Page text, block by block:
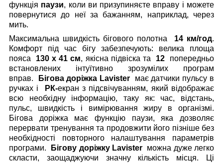
функція паузи, коли ви призупиняєте вправу і можете
повернутися до неї за бажанням, наприклад, через
мить.
Максимальна швидкість бігового полотна 14 км/год.
Комфорт під час бігу забезпечують: велика площа
пояса 130 х 41 см, якісна підвіска та 12попередньо
встановлених інтуїтивно зрозумілих програм
вправ.
Бігова доріжка Lavister має датчики пульсу в
ручках і
РК-екран з підсвічуванням, який відображає
всю необхідну інформацію, таку як: час, відстань,
пульс, швидкість і вимірювання жиру в організмі.
Бігова доріжка має функцію паузи, яка дозволяє
перервати тренування та продовжити його пізніше без
необхідності повторного налаштування параметрів
програми.
Бігову доріжку Lavister можна дуже легко
скласти, заощаджуючи значну кількість місця. Ці